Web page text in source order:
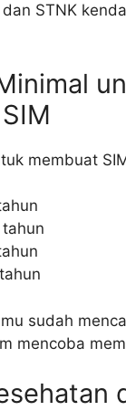
STNK
membuat
tahun
sudah
mencoba